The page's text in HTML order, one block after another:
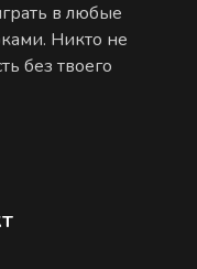
в любые
Никто не
без твоего